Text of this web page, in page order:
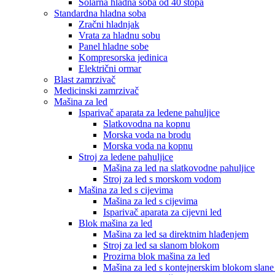
Solarna hladna soba od 40 stopa
Standardna hladna soba
Zračni hladnjak
Vrata za hladnu sobu
Panel hladne sobe
Kompresorska jedinica
Električni ormar
Blast zamrzivač
Medicinski zamrzivač
Mašina za led
Isparivač aparata za ledene pahuljice
Slatkovodna na kopnu
Morska voda na brodu
Morska voda na kopnu
Stroj za ledene pahuljice
Mašina za led na slatkovodne pahuljice
Stroj za led s morskom vodom
Mašina za led s cijevima
Mašina za led s cijevima
Isparivač aparata za cijevni led
Blok mašina za led
Mašina za led sa direktnim hlađenjem
Stroj za led sa slanom blokom
Prozirna blok mašina za led
Mašina za led s kontejnerskim blokom